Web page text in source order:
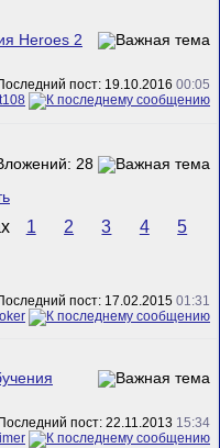
Heroes 2
пост: 19.10.2016 00:05
1 2 3 4
5
пост: 17.02.2015 01:31
Последний пост: 22.11.2013 15:34